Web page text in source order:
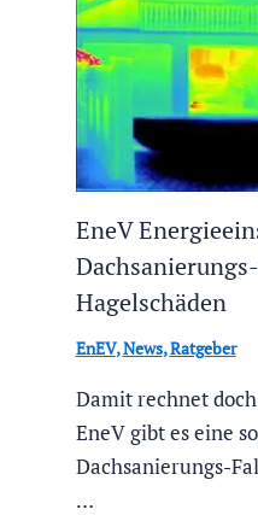
EneV
Hagelschäden
EnEV,News,Ratgeber
Damit rechnet
EneV gibt es eine
Dachsanierungs-
…